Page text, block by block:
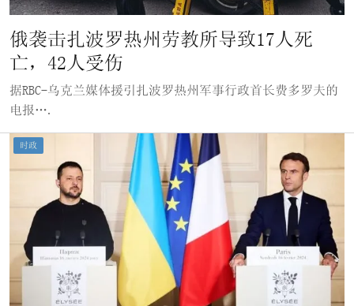
俄袭击扎波罗热州劳教所导致17人死
亡，42人受伤
据RBC-乌克兰媒体援引扎波罗热州军事行政首长费多罗夫的
电报….
时政